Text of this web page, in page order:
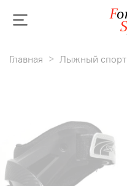
Главная Лыжный спорт